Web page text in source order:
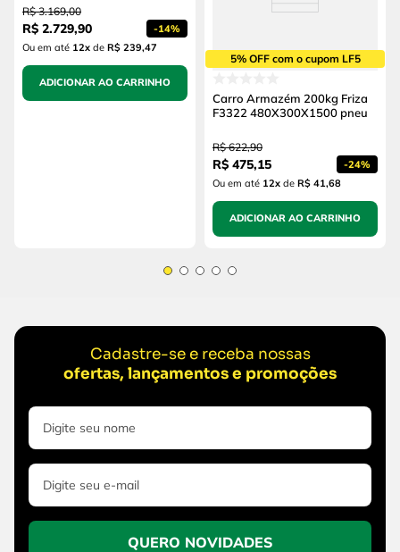
R$ 3.169,00
R$ 2.729,90 -14%
Ou em até 12x de R$ 239,47
ADICIONAR AO CARRINHO
5% OFF com o cupom LF5
Carro Armazém 200kg Friza
F3322 480X300X1500 pneu
R$ 622,90
R$ 475,15 -24%
Ou em até 12x de R$ 41,68
ADICIONAR AO CARRINHO
Cadastre-se e receba nossas
ofertas, lançamentos e promoções
QUERO NOVIDADES